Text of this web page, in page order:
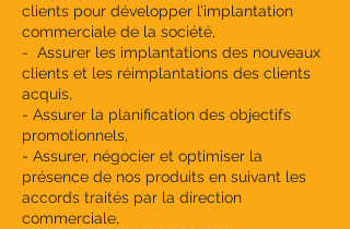
clients pour développer l’implantation
commerciale de la société,
- Assurer les implantations des nouveaux
clients et les réimplantations des clients
acquis,
- Assurer la planification des objectifs
promotionnels,
- Assurer, négocier et optimiser la
présence de nos produits en suivant les
accords traités par la direction
commerciale,